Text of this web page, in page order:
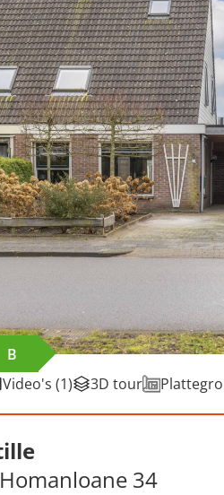
B
Video's (1) 3D tour
Linthorst
34